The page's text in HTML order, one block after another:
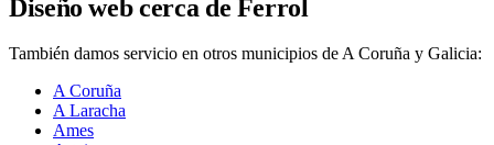
Diseño web cerca de Ferrol
También damos servicio en otros municipios de A Coruña y Galicia:
A Coruña
A Laracha
Ames